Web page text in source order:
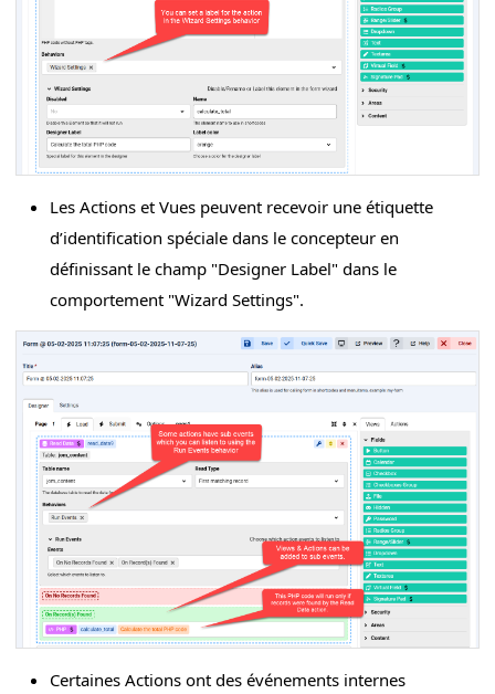
Les Actions et Vues peuvent recevoir une étiquette
d’identification spéciale dans le concepteur en
définissant le champ "Designer Label" dans le
comportement "Wizard Settings".
Certaines Actions ont des événements internes